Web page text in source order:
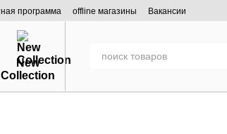
программа offline магазины
Вакансии
New
Collection